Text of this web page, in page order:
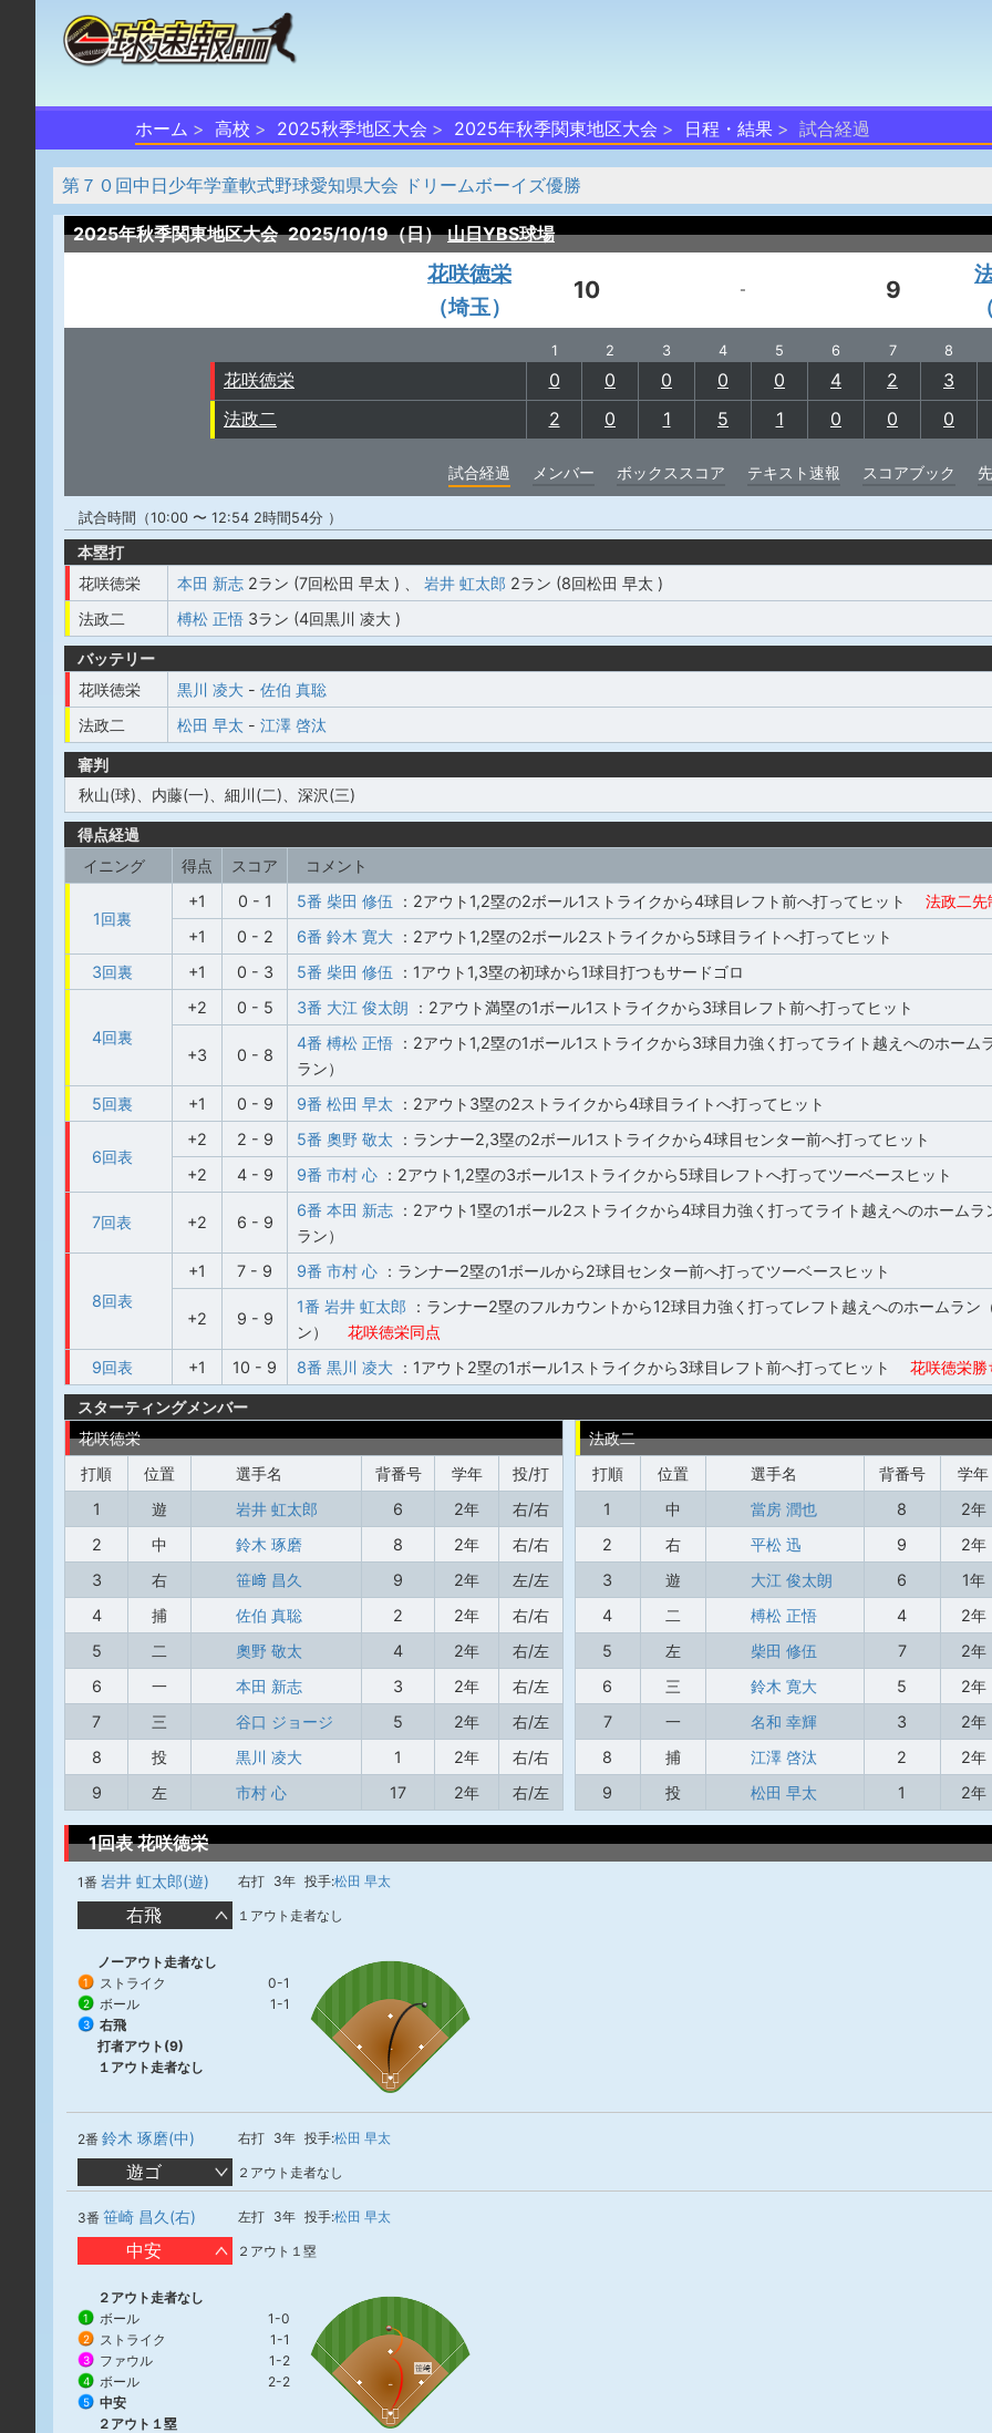
ホーム 高校 2025秋季地区大会 2025年秋季関東地区大会 日程・結果 試合経過
第７０回中日少年学童軟式野球愛知県大会 ドリームボーイズ優勝
2025年秋季関東地区大会 2025/10/19（日） 山日YBS球場
花咲徳栄
（埼玉）
10 - 9
1 2 3 4 5 6 7 8
花咲徳栄 0 0 0 0 0 4 2
3
法政二
2 0 1 5 1 0 0 0
試合経過 メンバー ボックススコア テキスト速報 スコアブック
試合時間（10:00 〜 12:54 2時間54分 ）
本塁打
花咲徳栄
本田 新志 2ラン (7回松田 早太 ) 岩井 虹太郎 2ラン (8回松田 早太 )
法政二
榑松 正悟 3ラン (4回黒川 凌大 )
バッテリー
花咲徳栄
黒川 凌大 - 佐伯 真聡
法政二
松田 早太 - 江澤 啓汰
審判
秋山(球)、内藤(一)、細川(二)、深沢(三)
得点経過
イニング
得点 スコア コメント
1回裏
+1 0 - 1 5番 柴田 修伍 ：2アウト1,2塁の2ボール1ストライクから4球目レフト前へ打ってヒット
法政二先
+1
0 - 2 6番 鈴木 寛大 ：2アウト1,2塁の2ボール2ストライクから5球目ライトへ打ってヒット
3回裏
+1 0 - 3 5番 柴田 修伍 ：1アウト1,3塁の初球から1球目打つもサードゴロ
4回裏
+2 0 - 5 3番 大江 俊太朗 ：2アウト満塁の1ボール1ストライクから3球目レフト前へ打ってヒット
+3 0 - 8
4番 榑松 正悟 ：2アウト1,2塁の1ボール1ストライクから3球目力強く打ってライト越えへのホーム
ラン）
5回裏
+1 0 - 9 9番 松田 早太 ：2アウト3塁の2ストライクから4球目ライトへ打ってヒット
6回表
+2 2 - 9 5番 奧野 敬太 ：ランナー2,3塁の2ボール1ストライクから4球目センター前へ打ってヒット
+2
4 - 9 9番 市村 心 ：2アウト1,2塁の3ボール1ストライクから5球目レフトへ打ってツーベースヒット
7回表 +2 6 - 9
6番 本田 新志 ：2アウト1塁の1ボール2ストライクから4球目力強く打ってライト越えへのホームラ
ラン）
8回表
+1 7 - 9 9番 市村 心 ：ランナー2塁の1ボールから2球目センター前へ打ってツーベースヒット
+2 9 - 9
1番 岩井 虹太郎 ：ランナー2塁のフルカウントから12球目力強く打ってレフト越えへのホームラン
ン）
花咲徳栄同点
9回表
+1 10 - 9 8番 黒川 凌大 ：1アウト2塁の1ボール1ストライクから3球目レフト前へ打ってヒット 花咲徳栄勝
スターティングメンバー
花咲徳栄
打順
位置 選手名 背番号 学年
投/打
1
遊 岩井 虹太郎 6 2年
右/右
2
中 鈴木 琢磨 8 2年
右/右
3
右 笹﨑 昌久 9 2年
左/左
4
捕 佐伯 真聡 2 2年
右/右
5
二 奧野 敬太 4 2年
右/左
6
一 本田 新志 3 2年
右/左
7
三 谷口 ジョージ 5 2年
右/左
8
投 黒川 凌大 1 2年
右/右
9
左 市村 心 17 2年 右/左
法政二
打順
位置 選手名 背番号
学年
1
中 當房 潤也 8
2年
2
右 平松 迅 9
2年
3
遊 大江 俊太朗 6
1年
4
二 榑松 正悟 4
2年
5
左 柴田 修伍 7
2年
6
三 鈴木 寛大 5
2年
7
一 名和 幸輝 3
2年
8
捕 江澤 啓汰 2
2年
9
投 松田 早太 1 2年
1回表 花咲徳栄
1番 岩井 虹太郎(遊) 右打 3年 投手:松田 早太
右飛 １アウト走者なし
ノーアウト走者なし
1 ストライク 0-1
2 ボール 1-1
3
右飛
打者アウト(9)
１アウト走者なし
2番 鈴木 琢磨(中) 右打 3年 投手:松田 早太
遊ゴ ２アウト走者なし
3番 笹崎 昌久(右) 左打 3年 投手:松田 早太
中安 ２アウト１塁
２アウト走者なし
1 ボール 1-0
2 ストライク 1-1
3 ファウル 1-2
4 ボール 2-2
5
中安
２アウト１塁
笹﨑